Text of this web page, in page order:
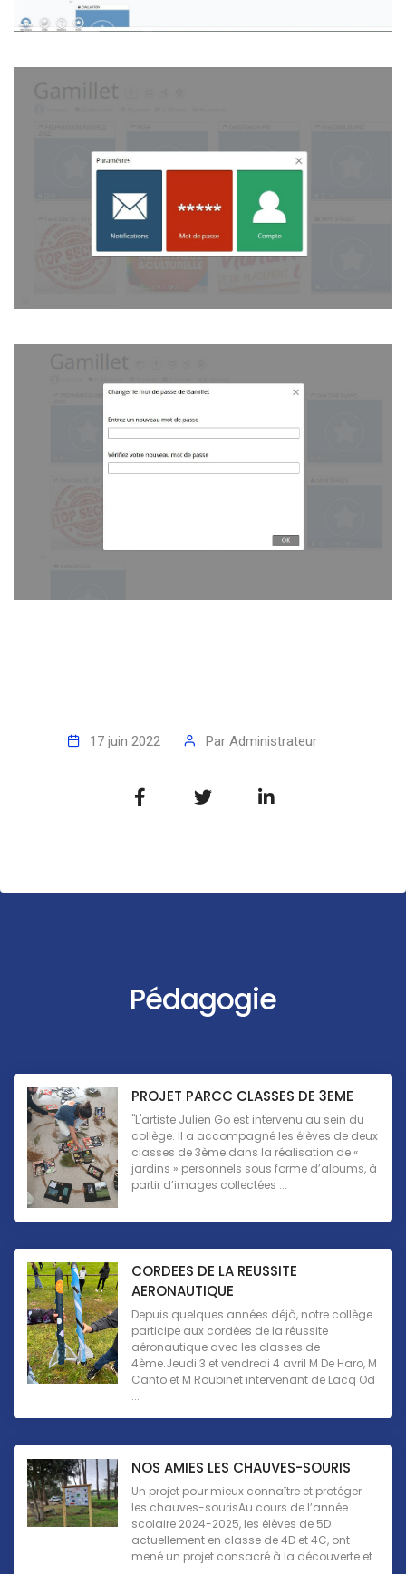
17 juin 2022 Par Administrateur
Pédagogie
PROJET PARCC CLASSES DE 3EME
"L'artiste Julien Go est intervenu au sein du
collège. Il a accompagné les élèves de deux
classes de 3ème dans la réalisation de «
jardins » personnels sous forme d’albums, à
partir d’images collectées ...
CORDEES DE LA REUSSITE
AERONAUTIQUE
Depuis quelques années déjà, notre collège
participe aux cordées de la réussite
aéronautique avec les classes de
4ème.Jeudi 3 et vendredi 4 avril M De Haro, M
Canto et M Roubinet intervenant de Lacq Od
...
NOS AMIES LES CHAUVES-SOURIS
Un projet pour mieux connaître et protéger
les chauves-sourisAu cours de l’année
scolaire 2024-2025, les élèves de 5D
actuellement en classe de 4D et 4C, ont
mené un projet consacré à la découverte et